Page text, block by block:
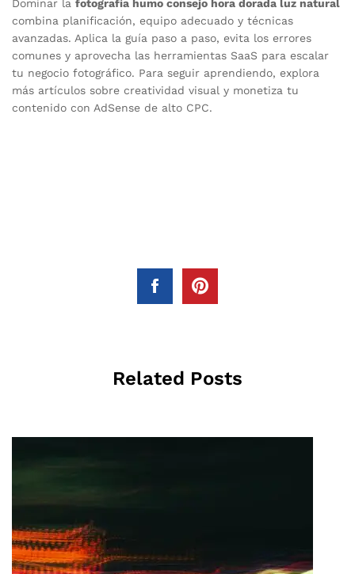
Dominar la fotografía humo consejo hora dorada luz natural
combina planificación, equipo adecuado y técnicas
avanzadas. Aplica la guía paso a paso, evita los errores
comunes y aprovecha las herramientas SaaS para escalar
tu negocio fotográfico. Para seguir aprendiendo, explora
más artículos sobre creatividad visual y monetiza tu
contenido con AdSense de alto CPC.
Related Posts